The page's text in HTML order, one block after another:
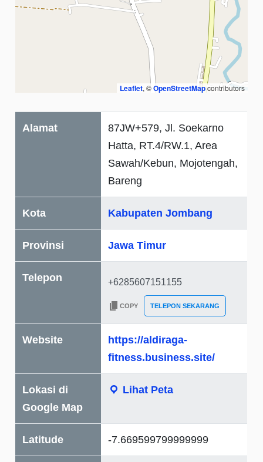
Leaflet, ©OpenStreetMapcontributors
Alamat
87JW+579, Jl. Soekarno
Hatta, RT.4/RW.1, Area
Sawah/Kebun, Mojotengah,
Bareng
Kota Kabupaten Jombang
Provinsi Jawa Timur
Telepon
COPY TELEPON SEKARANG
Website
https://aldiraga-
fitness.business.site/
Lokasi di
Google Map
Lihat Peta
Latitude -7.669599799999999